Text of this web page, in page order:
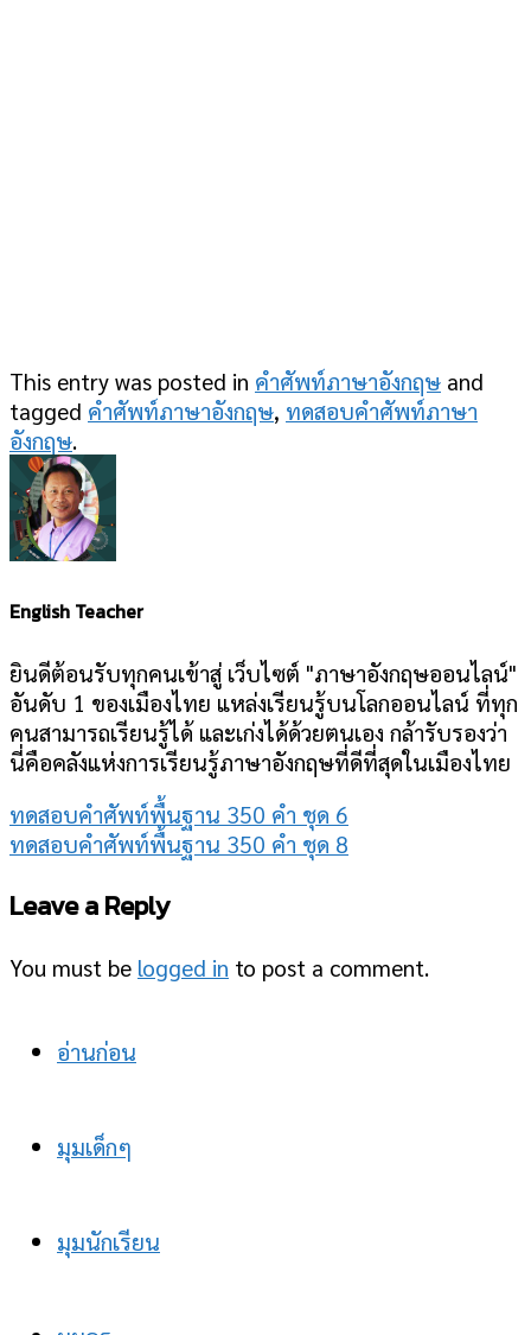
This entry was posted in คำศัพท์ภาษาอังกฤษ and
tagged คำศัพท์ภาษาอังกฤษ, ทดสอบคำศัพท์ภาษา
อังกฤษ.
English Teacher
ยินดีต้อนรับทุกคนเข้าสู่ เว็บไซต์ "ภาษาอังกฤษออนไลน์"
อันดับ 1 ของเมืองไทย แหล่งเรียนรู้บนโลกออนไลน์ ที่ทุก
คนสามารถเรียนรู้ได้ และเก่งได้ด้วยตนเอง กล้ารับรองว่า
นี่คือคลังแห่งการเรียนรู้ภาษาอังกฤษที่ดีที่สุดในเมืองไทย
ทดสอบคำศัพท์พื้นฐาน 350 คำ ชุด 6
ทดสอบคำศัพท์พื้นฐาน 350 คำ ชุด 8
Leave a Reply
You must be logged in to post a comment.
อ่านก่อน
มุมเด็กๆ
มุมนักเรียน